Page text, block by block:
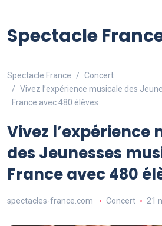
Spectacle
Spectacle France
Concert
Vivez l’expérience musicale des
France avec 480 élèves
Vivez l’expérience
des Jeunesses
France avec 480
spectacles-france.com Concert 21